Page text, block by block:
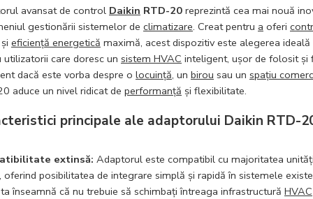
avansat de control Daikin RTD-20 reprezintă cea mai nouă
gestionării sistemelor de climatizare. Creat pentru a oferi
eficiență energetică maximă, acest dispozitiv este alegerea ideală
utilizatorii care doresc un sistem HVAC inteligent, ușor de folosit și
dacă este vorba despre o locuință, un birou sau un spațiu
aduce un nivel ridicat de performanță și flexibilitate.
principale ale adaptorului Daikin RTD-
extinsă: Adaptorul este compatibil cu majoritatea
, oferind posibilitatea de integrare simplă și rapidă în sistemele
înseamnă că nu trebuie să schimbați întreaga infrastructură HVAC